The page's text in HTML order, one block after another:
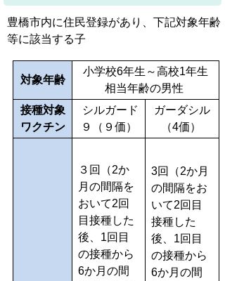
豊橋市内に住民登録があり、下記対象年齢
等に該当する子
対象年齢
小学校6年生～高校1年生
相当年齢の男性
接種対象
ワクチン
シルガード
９（９価）
ガーダシル
（4価）
３回（2か
月の間隔を
おいて2回
目接種した
後、1回目
の接種から
6か月の間
3回
（2か月
の間隔をお
いて2回目
接種した
後、 1回目
の接種から
6か月の間